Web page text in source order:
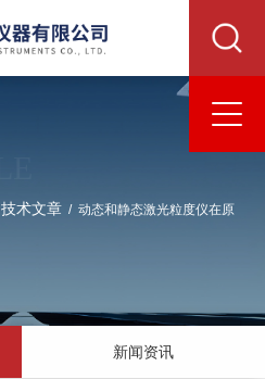
技术文章 / 动态和静态激光粒度仪在原
新闻资讯